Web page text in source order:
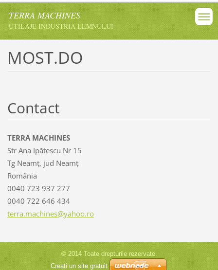
TERRA MACHINES
UTILAJE INDUSTRIA LEMNULUI
MOST.DO
Contact
TERRA MACHINES
Str Ana Ipătescu Nr 15
Tg Neamț, jud Neamț
România
0040 723 937 277
0040 722 646 434
terra.machines@yahoo.ro
© 2014 Toate drepturile rezervate.
Creați un site gratuit